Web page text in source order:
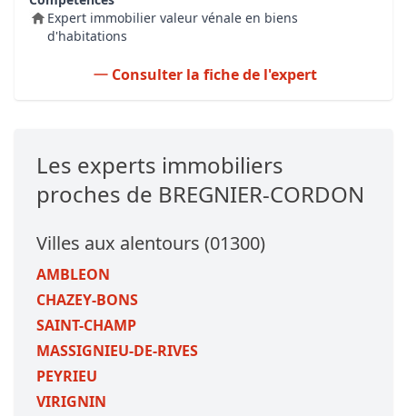
Expert immobilier valeur vénale en biens
d'habitations
Consulter la fiche de l'expert
Les experts immobiliers
proches de BREGNIER-CORDON
Villes aux alentours (01300)
AMBLEON
CHAZEY-BONS
SAINT-CHAMP
MASSIGNIEU-DE-RIVES
PEYRIEU
VIRIGNIN